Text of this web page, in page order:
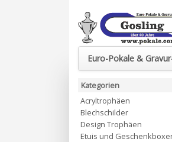
Euro-Pokale &
Kategorien
Acryltrophäen
Blechschilder
Design Trophäen
Etuis und